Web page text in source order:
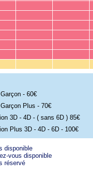
- 60€
Plus - 70€
3D - 4D - ( sans 6D ) 85€
Plus 3D - 4D - 6D - 100€
disponible
vous disponible
réservé